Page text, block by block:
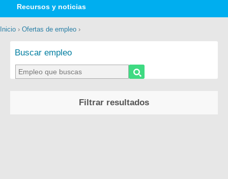
Recursos y noticias
Inicio › Ofertas de empleo ›
Buscar empleo
Filtrar resultados